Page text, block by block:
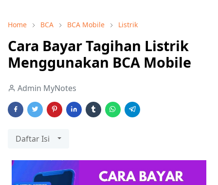
Home BCA BCA Mobile Listrik
Cara Bayar Tagihan Listrik
Menggunakan BCA Mobile
Admin MyNotes
Daftar Isi